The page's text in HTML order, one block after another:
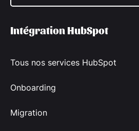
Intégration HubSpot
Tous nos services HubSpot
Onboarding
Migration